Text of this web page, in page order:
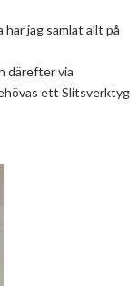
jag samlat allt på
därefter via
ett Slitsverktyg